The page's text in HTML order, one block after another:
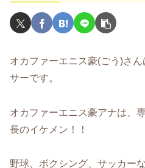
オカファーエニス豪(ごう)さ
サーです。
オカファーエニス豪アナは、
長のイケメン！！
野球、ボクシング、サッカー